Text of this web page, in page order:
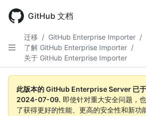
main
content
GitHub 文档
迁移 / GitHub Enterprise Importer /
了解 GitHub Enterprise Importer /
关于 GitHub Enterprise Importer
此版本的 GitHub Enterprise Server 已
2024-07-09. 即使针对重大安全问题，
了获得更好的性能、更高的安全性和新功